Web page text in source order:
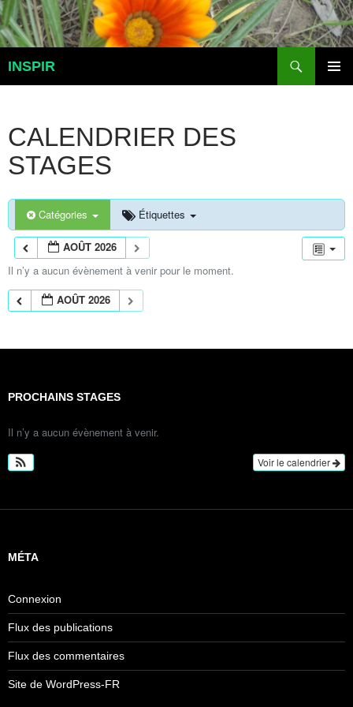
Aller
au
contenu
INSPIR
CALENDRIER DES
STAGES
Catégories Étiquettes
AOÛT 2026
Il n’y a aucun évènement à venir pour le moment.
AOÛT 2026
PROCHAINS STAGES
Il n’y a aucun évènement à venir.
Voir le calendrier
MÉTA
Connexion
Flux des publications
Flux des commentaires
Site de WordPress-FR